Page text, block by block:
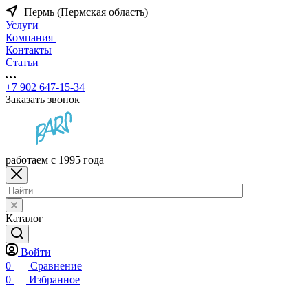
Пермь (Пермская область)
Услуги
Компания
Контакты
Статьи
+7 902 647-15-34
Заказать звонок
работаем с 1995 года
Каталог
Войти
0
Сравнение
0
Избранное